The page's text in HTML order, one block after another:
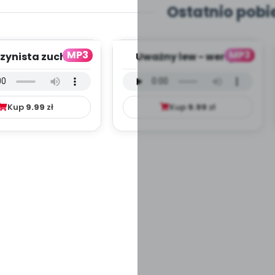
Ostatnio
MP3
zuch -
mp3)
Kup 9.99 zł
MP3
Uważny lew - wersja
Kup9.99 zł